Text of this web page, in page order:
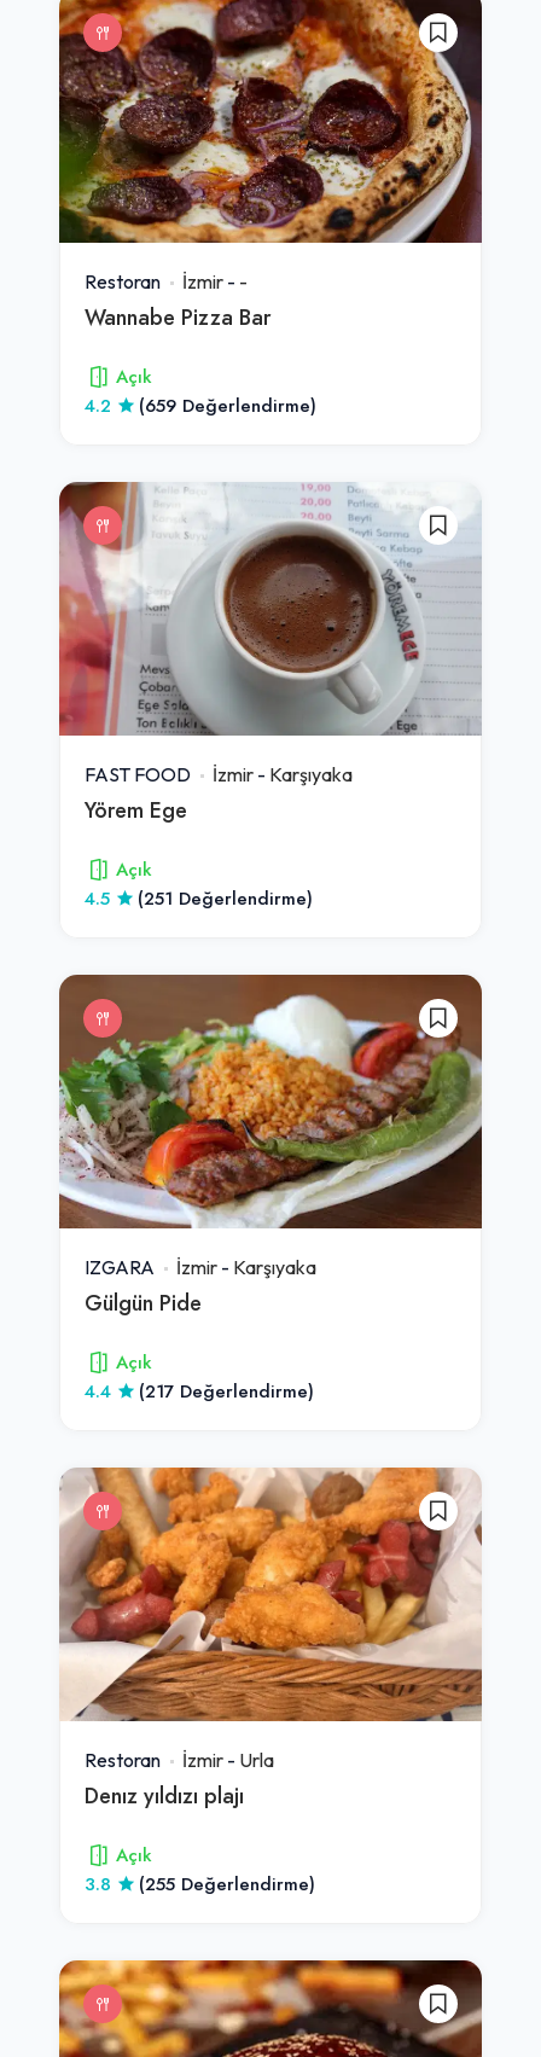
Restoran İzmir - -
Wannabe Pizza Bar
Açık
4.2
(659 Değerlendirme)
FAST FOOD İzmir - Karşıyaka
Yörem Ege
Açık
4.5
(251 Değerlendirme)
IZGARA İzmir - Karşıyaka
Gülgün Pide
Açık
4.4
(217 Değerlendirme)
Restoran İzmir - Urla
Denız yıldızı plajı
Açık
3.8
(255 Değerlendirme)